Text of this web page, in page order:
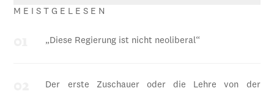
MEISTGELESEN
„Diese Regierung ist nicht neoliberal“
Der erste Zuschauer oder die Lehre von der